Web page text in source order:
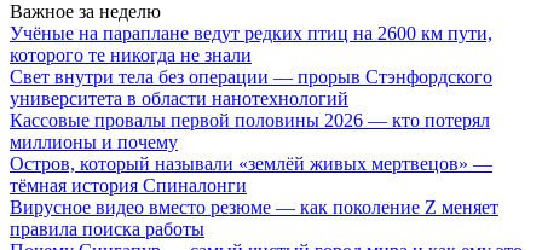
Важное за неделю
Учёные на параплане ведут редких птиц на 2600 км пути,
которого те никогда не знали
Свет внутри тела без операции — прорыв Стэнфордского
университета в области нанотехнологий
Кассовые провалы первой половины 2026 — кто потерял
миллионы и почему
Остров, который называли «землёй живых мертвецов» —
тёмная история Спиналонги
Вирусное видео вместо резюме — как поколение Z меняет
правила поиска работы